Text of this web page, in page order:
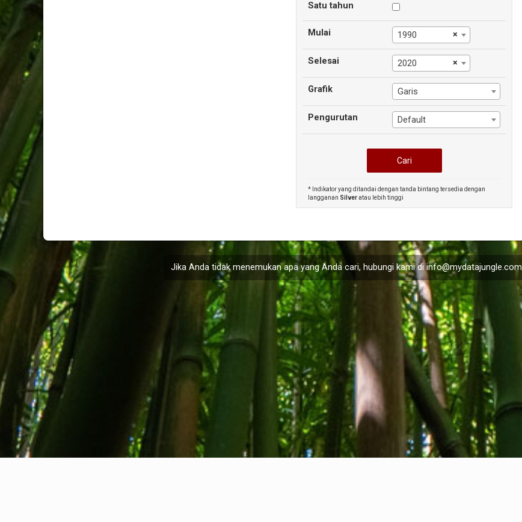
Satu tahun
Mulai ×
1990
Selesai ×
2020
Grafik Garis
Pengurutan Default
* Indikator yang ditandai dengan tanda bintang tersedia dengan
langganan Silveratau lebih tinggi
Jika Anda tidak menemukan apa yang Anda cari, hubungi kami diinfo@mydatajungle.com